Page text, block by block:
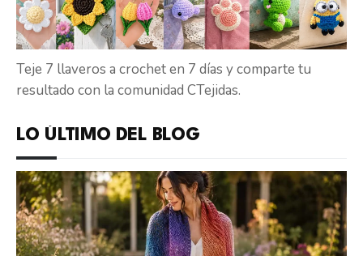
Teje 7 llaveros a crochet en 7 días y comparte tu
resultado con la comunidad CTejidas.
LO ÚLTIMO DEL BLOG